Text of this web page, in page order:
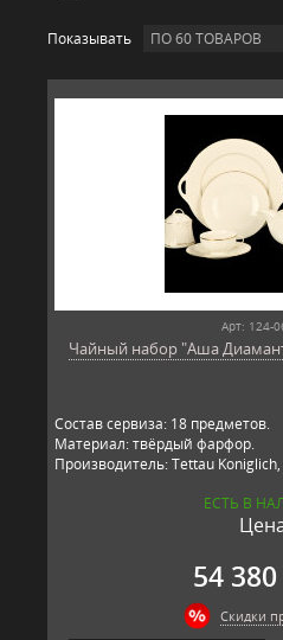
Показывать ПО 60 ТОВАРОВ
Арт: 124-
Чайный набор "Аша
Состав сервиза: 18 предметов.
Материал: твёрдый фарфор.
Производитель: Tettau
ЕСТЬ В
54
Скидки